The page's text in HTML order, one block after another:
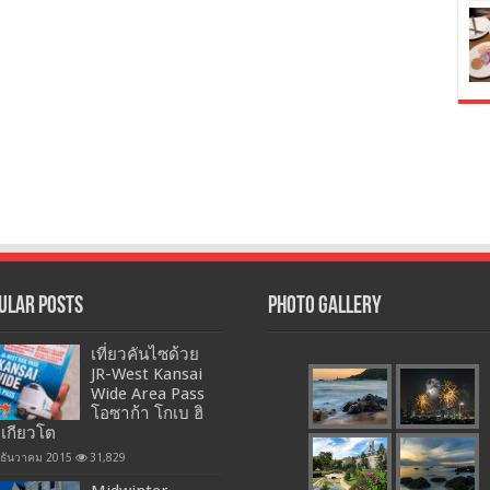
Posts
เที่ยวคันไซด้วย
JR-West Kansai
Wide Area Pass
โอซาก้า โกเบ ฮิ
กียวโต
นวาคม 2015 31,829
Photo Gallery